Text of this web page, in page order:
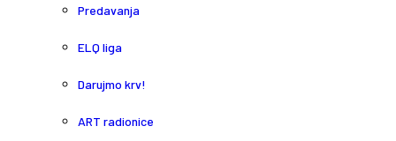
Predavanja
ELQ liga
Darujmo krv!
ART radionice